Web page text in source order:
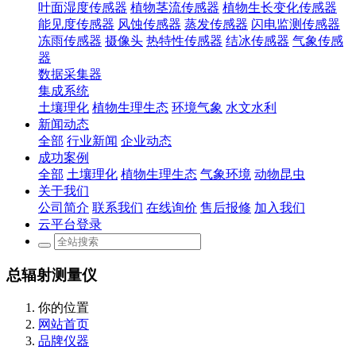
叶面湿度传感器 植物茎流传感器 植物生长变化传感器
能见度传感器 风蚀传感器 蒸发传感器 闪电监测传感器
冻雨传感器 摄像头 热特性传感器 结冰传感器 气象传感
器
数据采集器
集成系统
土壤理化 植物生理生态 环境气象 水文水利
新闻动态
全部 行业新闻 企业动态
成功案例
全部 土壤理化 植物生理生态 气象环境 动物昆虫
关于我们
公司简介 联系我们 在线询价 售后报修 加入我们
云平台登录
总辐射测量仪
你的位置
网站首页
品牌仪器